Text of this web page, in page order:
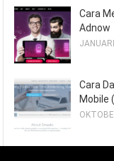
Cara
Adnow
Cara
Mobile